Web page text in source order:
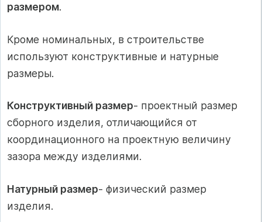
размером.
Кроме номинальных, в строительстве
используют конструктивные и натурные
размеры.
Конструктивный размер- проектный размер
сборного изделия, отличающийся от
координационного на проектную величину
зазора между изделиями.
Натурный размер- физический размер
изделия.